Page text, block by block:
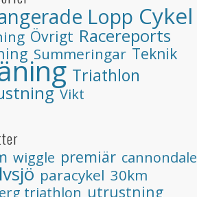
Lopp Cykel
Övrigt Racereports
Summeringar Teknik
Triathlon
Vikt
wiggle premiär cannondale
paracykel 30km
triathlon utrustning